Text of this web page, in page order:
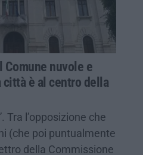
Comune nuvole e
è al centro della
Tra l’opposizione che
(che poi puntualmente
della Commissione